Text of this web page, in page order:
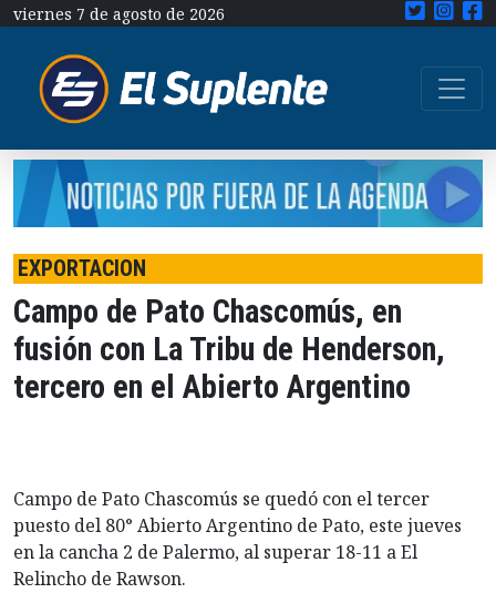
viernes 7 de agosto de 2026
EXPORTACION
Campo de Pato Chascomús, en
fusión con La Tribu de Henderson,
tercero en el Abierto Argentino
Campo de Pato Chascomús se quedó con el tercer
puesto del 80° Abierto Argentino de Pato, este jueves
en la cancha 2 de Palermo, al superar 18-11 a El
Relincho de Rawson.